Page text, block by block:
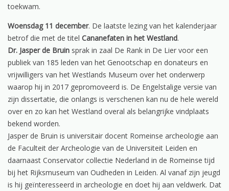
toekwam.
Woensdag 11 december. De laatste lezing van het kalenderjaar
betrof die met de titel Cananefaten in het Westland.
Dr. Jasper de Bruin sprak in zaal De Rank in De Lier voor een
publiek van 185 leden van het Genootschap en donateurs en
vrijwilligers van het Westlands Museum over het onderwerp
waarop hij in 2017 gepromoveerd is. De Engelstalige versie van
zijn dissertatie, die onlangs is verschenen kan nu de hele wereld
over en zo kan het Westland overal als belangrijke vindplaats
bekend worden.
Jasper de Bruin is universitair docent Romeinse archeologie aan
de Faculteit der Archeologie van de Universiteit Leiden en
daarnaast Conservator collectie Nederland in de Romeinse tijd
bij het Rijksmuseum van Oudheden in Leiden. Al vanaf zijn jeugd
is hij geïnteresseerd in archeologie en doet hij aan veldwerk. Dat